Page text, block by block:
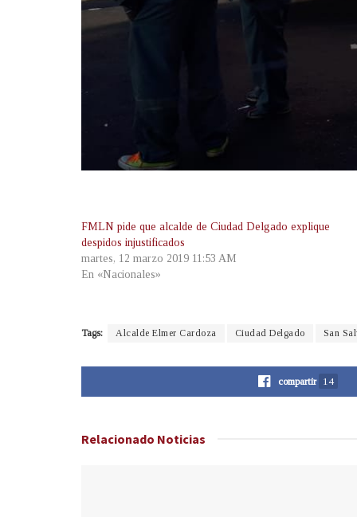
FMLN pide que alcalde de Ciudad Delgado explique
despidos injustificados
martes, 12 marzo 2019 11:53 AM
En «Nacionales»
Tags: Alcalde Elmer Cardoza Ciudad Delgado San
compartir 14
Relacionado Noticias